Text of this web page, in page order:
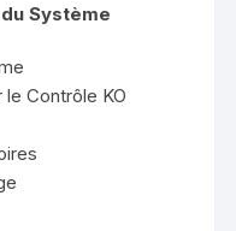
Système
le Contrôle KO